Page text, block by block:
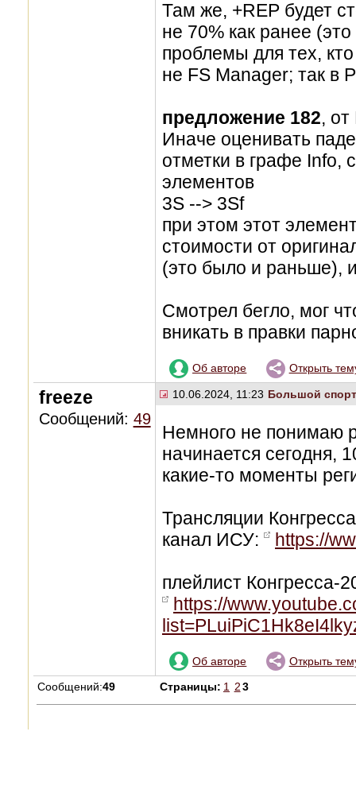
Там же, +REP будет
не 70% как ранее
проблемы для тех,
не FS Manager; так в
предложение 182,
Иначе оценивать
отметки в графе Info,
элементов
3S --> 3Sf
при этом этот
стоимости от
(это было и раньше),
Смотрел бегло, мог
вникать в правки
Об авторе Открыть
freeze
Сообщений: 49
10.06.2024, 11:23 Большой
Немного не понимаю
начинается сегодня,
какие-то моменты
Трансляции
канал ИСУ:
https://
плейлист Конгресса-
https://
Об авторе Открыть
Сообщений:49 Страницы: 1 2 3